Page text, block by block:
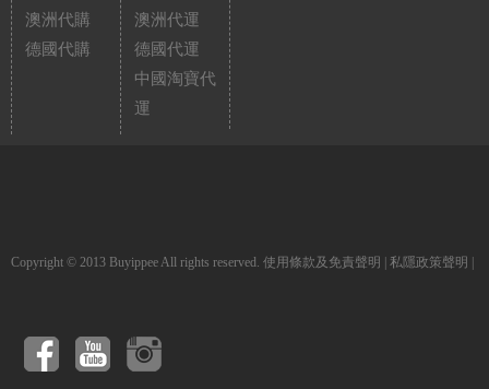
澳洲代購
德國代購
澳洲代運
德國代運
中國淘寶代
運
Copyright © 2013 Buyippee All rights reserved. 使用條款及免責聲明 私隱政策聲明